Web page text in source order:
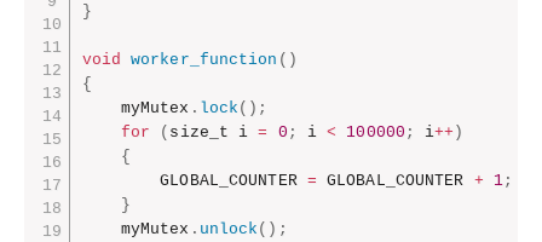
}
void worker_function ( )
{
    myMutex
. lock ( ) ;
for
( size_t i = 0 ; i < 100000 ; i++ )
{
        GLOBAL_COUNTER
= GLOBAL_COUNTER + 1;
}
    myMutex
. unlock ( ) ;